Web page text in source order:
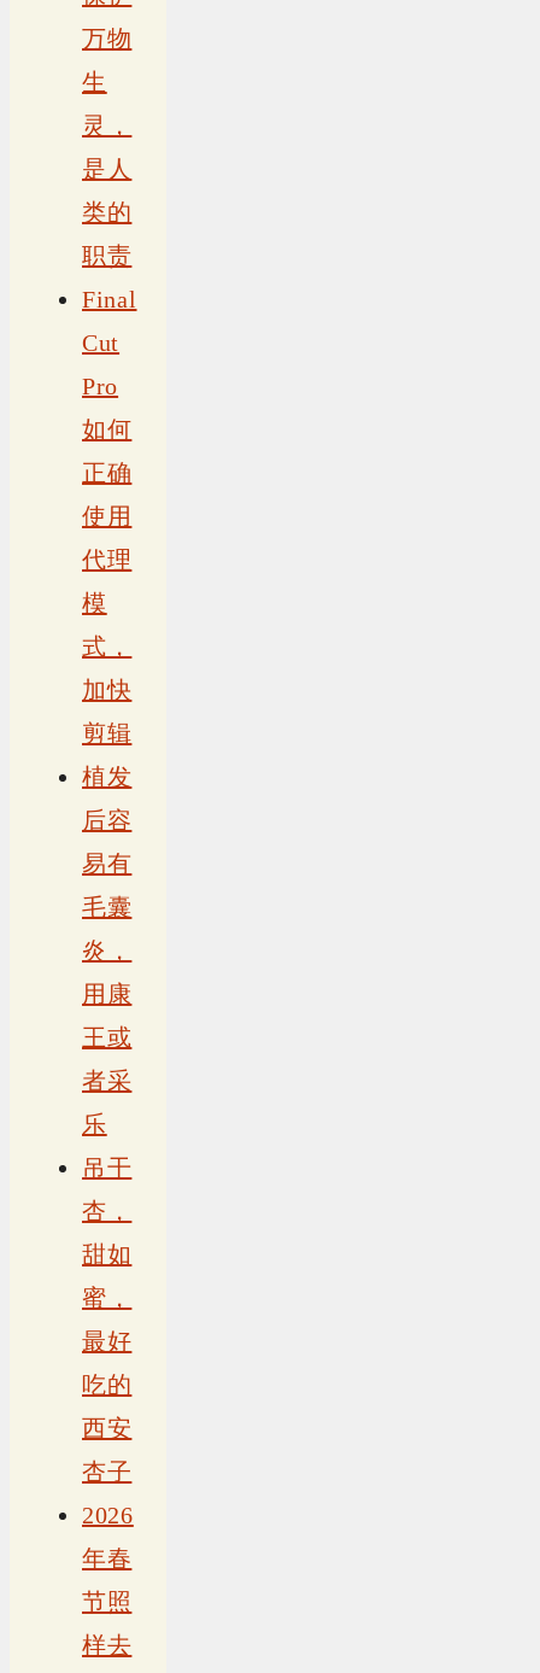
万物
生
灵，
是人
类的
职责
Final
Cut
Pro
如何
正确
使用
代理
模
式，
加快
剪辑
植发
后容
易有
毛囊
炎，
用康
王或
者采
乐
吊干
杏，
甜如
蜜，
最好
吃的
西安
杏子
2026
年春
节照
样去